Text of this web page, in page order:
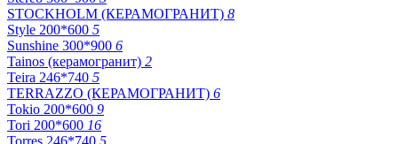
STOCKHOLM (КЕРАМОГРАНИТ) 8
Style 200*600 5
Sunshine 300*900 6
Tainos (керамогранит) 2
Teira 246*740 5
TERRAZZO (КЕРАМОГРАНИТ) 6
Tokio 200*600 9
Tori 200*600 16
Torres 246*740 5